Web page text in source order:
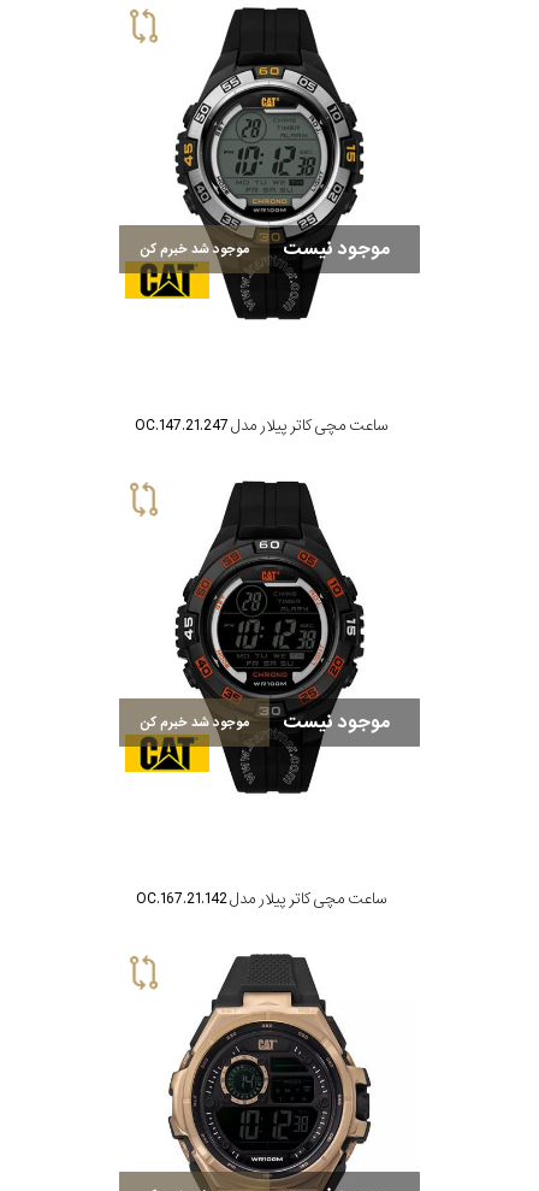
موجود نیست موجود شد خبرم کن
ساعت مچی کاتر پیلار مدل OC.147.21.247
موجود نیست موجود شد خبرم کن
ساعت مچی کاتر پیلار مدل OC.167.21.142